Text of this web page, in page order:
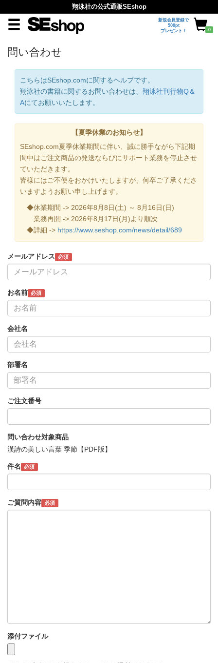
翔泳社の公式通販SEshop
新規会員登録で
500pt
プレゼント！
0
問い合わせ
こちらはSEshop.comに関するヘルプです。
翔泳社の書籍に関するお問い合わせは、 翔泳社刊行物Q＆
Aにてお願いいたします。
【夏季休業のお知らせ】
SEshop.com夏季休業期間に伴い、誠に勝手ながら下記期
間中はご注文商品の発送ならびにサポート業務を停止させ
ていただきます。
皆様にはご不便をおかけいたしますが、何卒ご了承くださ
いますようお願い申し上げます。
◆休業期間 -> 2026年8月8日(土) ～ 8月16日(日)
業務再開 -> 2026年8月17日(月)より順次
◆詳細 -> https://www.seshop.com/news/detail/689
メールアドレス 必須
お名前 必須
会社名
部署名
ご注文番号
問い合わせ対象商品
漢詩の美しい言葉 季節【PDF版】
件名 必須
ご質問内容 必須
添付ファイル